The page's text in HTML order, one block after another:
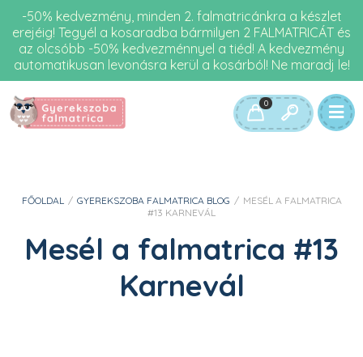
-50% kedvezmény, minden 2. falmatricánkra a készlet
erejéig! Tegyél a kosaradba bármilyen 2 FALMATRICÁT és
az olcsóbb -50% kedvezménnyel a tiéd! A kedvezmény
automatikusan levonásra kerül a kosárból! Ne maradj le!
0
FŐOLDAL / GYEREKSZOBA FALMATRICA BLOG / MESÉL A FALMATRICA
#13 KARNEVÁL
Mesél a falmatrica #13
Karnevál